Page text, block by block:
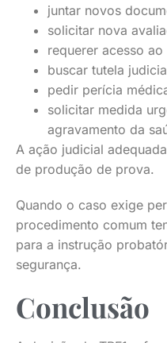
juntar novos
solicitar nova
requerer acesso
buscar tutela
pedir perícia
solicitar medida
agravamento da
A ação judicial
de produção de prova.
Quando o caso exige
procedimento comum
para a instrução
segurança.
Conclusão